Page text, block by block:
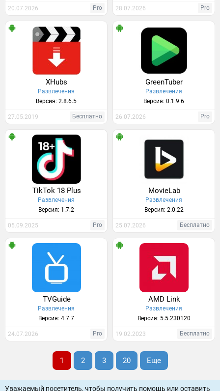
20.07.2026 Pro 28.07.2026 Pro
XHubs
Развлечения
Версия: 2.8.6.5
27.05.2019 Бесплатно
GreenTuber
Развлечения
Версия: 0.1.9.6
26.07.2026 Pro
TikTok 18 Plus
Развлечения
Версия: 1.7.2
05.09.2025 Pro
MovieLab
Развлечения
Версия: 2.0.22
25.07.2026 Бесплатно
TVGuide
Развлечения
Версия: 4.7.7
24.07.2026 Pro
AMD Link
Развлечения
Версия: 5.5.230120
19.02.2023 Бесплатно
1 2 3 20 Еще
Уважаемый посетитель, чтобы получить помощь или оставить